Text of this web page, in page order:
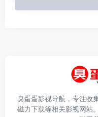
臭蛋蛋影视导航，专注收
磁力下载等相关影视网站